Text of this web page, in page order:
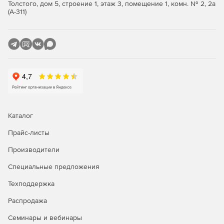
for Java, Aspose.Cells for Java и Aspose.Words for Java.
непосредственно в приложениях Microsoft SharePoint.
первоначального вида и высокой точностью передачи
информации. При создании документов Aspose.Words for
обработки документов от Aspose. Копии одного и того же
WordprocessingML будут выглядеть абсолютно идентично
форматов, который обеспечивает Aspose.Words .
Aspose.Total for JasperReports
собой комплексное решение, состоящее из 4 модулей
Server. Пакет Aspose.Total for JasperReports позволяет
Толстого, дом 5, строение 1, этаж 3, помещение 1, комн. № 2, 2а
(А-311)
Каталог
Прайс-листы
Производители
Специальные предложения
Техподдержка
Распродажа
Семинары и вебинары